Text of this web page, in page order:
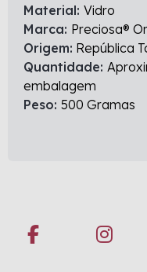
Material: Vidro
Marca: Preciosa®
Origem: República
Quantidade:
embalagem
Peso: 500 Gramas